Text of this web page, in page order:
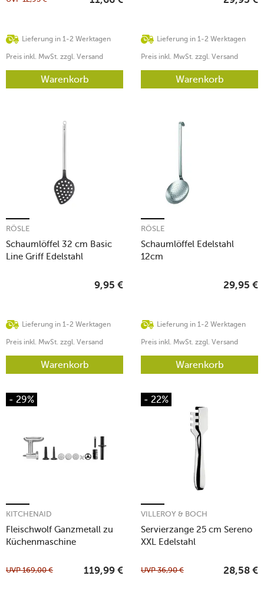
Lieferung in 1-2 Werktagen
Preis inkl. MwSt. zzgl. Versand
Warenkorb
Lieferung in 1-2 Werktagen
Preis inkl. MwSt. zzgl. Versand
Warenkorb
Schaumlöffel 32 cm Basic
Line Griff Edelstahl
RÖSLE
Lieferung in 1-2 Werktagen
9,95 €
Preis inkl. MwSt. zzgl. Versand
Warenkorb
Schaumlöffel Edelstahl
12cm
RÖSLE
Lieferung in 1-2 Werktagen
29,95 €
Preis inkl. MwSt. zzgl. Versand
Warenkorb
- 29%
Fleischwolf Ganzmetall zu
Küchenmaschine
KITCHENAID
UVP169,00 € 119,99 €
- 22%
Servierzange 25 cm Sereno
XXL Edelstahl
VILLEROY & BOCH
UVP36,90 € 28,58 €